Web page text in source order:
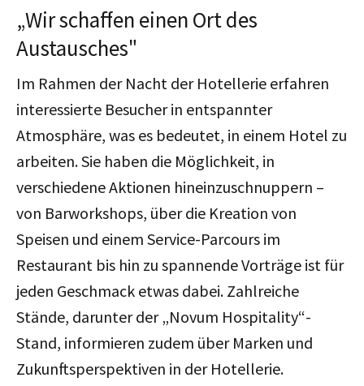
„Wir schaffen einen Ort des
Austausches"
Im Rahmen der Nacht der Hotellerie erfahren
interessierte Besucher in entspannter
Atmosphäre, was es bedeutet, in einem Hotel zu
arbeiten. Sie haben die Möglichkeit, in
verschiedene Aktionen hineinzuschnuppern –
von Barworkshops, über die Kreation von
Speisen und einem Service-Parcours im
Restaurant bis hin zu spannende Vorträge ist für
jeden Geschmack etwas dabei. Zahlreiche
Stände, darunter der „Novum Hospitality“-
Stand, informieren zudem über Marken und
Zukunftsperspektiven in der Hotellerie.